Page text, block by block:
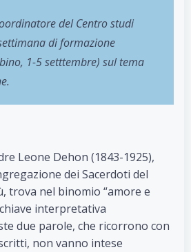
del Centro studi
di formazione
1-5 setttembre) sul tema
Leone Dehon (1843-1925),
dei Sacerdoti del
trova nel binomio “amore e
interpretativa
due parole, che ricorrono con
non vanno intese